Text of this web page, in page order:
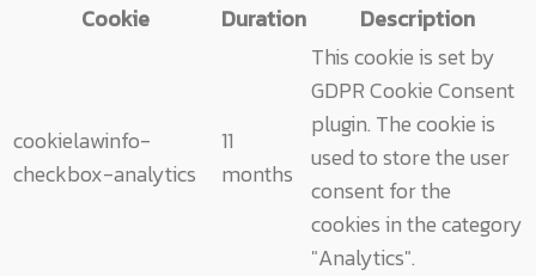
Cookie
Duration Description
cookielawinfo-
checkbox-analytics
11
months
This cookie is set by
GDPR Cookie Consent
plugin. The cookie is
used to store the user
consent for the
cookies in the category
"Analytics".